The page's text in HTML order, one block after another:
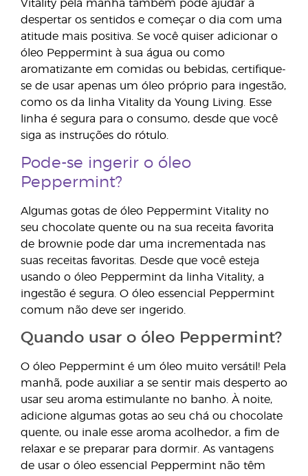
Vitality pela manhã também pode ajudar a
despertar os sentidos e começar o dia com uma
atitude mais positiva. Se você quiser adicionar o
óleo Peppermint à sua água ou como
aromatizante em comidas ou bebidas, certifique-
se de usar apenas um óleo próprio para ingestão,
como os da linha Vitality da Young Living. Esse
linha é segura para o consumo, desde que você
siga as instruções do rótulo.
Pode-se ingerir o óleo
Peppermint?
Algumas gotas de óleo Peppermint Vitality no
seu chocolate quente ou na sua receita favorita
de brownie pode dar uma incrementada nas
suas receitas favoritas. Desde que você esteja
usando o óleo Peppermint da linha Vitality, a
ingestão é segura. O óleo essencial Peppermint
comum não deve ser ingerido.
Quando usar o óleo Peppermint?
O óleo Peppermint é um óleo muito versátil! Pela
manhã, pode auxiliar a se sentir mais desperto ao
usar seu aroma estimulante no banho. À noite,
adicione algumas gotas ao seu chá ou chocolate
quente, ou inale esse aroma acolhedor, a fim de
relaxar e se preparar para dormir. As vantagens
de usar o óleo essencial Peppermint não têm